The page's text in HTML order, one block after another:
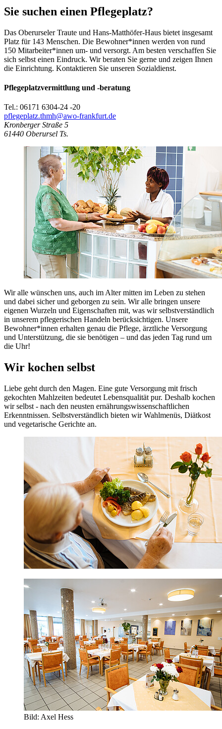
Sie suchen einen Pflegeplatz?
Das Oberurseler Traute und Hans-Matthöfer-Haus bietet insgesamt
Platz für 143 Menschen. Die Bewohner*innen werden von rund
150 Mitarbeiter*innen um- und versorgt. Am besten verschaffen Sie
sich selbst einen Eindruck. Wir beraten Sie gerne und zeigen Ihnen
die Einrichtung. Kontaktieren Sie unseren Sozialdienst.
Pflegeplatzvermittlung und -beratung
Tel.: 06171 6304-24 -20
pflegeplatz.thmh@awo-frankfurt.de
Kronberger Straße 5
61440 Oberursel Ts.
Wir alle wünschen uns, auch im Alter mitten im Leben zu stehen
und dabei sicher und geborgen zu sein. Wir alle bringen unsere
eigenen Wurzeln und Eigenschaften mit, was wir selbstverständlich
in unserem pflegerischen Handeln berücksichtigen. Unsere
Bewohner*innen erhalten genau die Pflege, ärztliche Versorgung
und Unterstützung, die sie benötigen – und das jeden Tag rund um
die Uhr!
Wir kochen selbst
Liebe geht durch den Magen. Eine gute Versorgung mit frisch
gekochten Mahlzeiten bedeutet Lebensqualität pur. Deshalb kochen
wir selbst - nach den neusten ernährungswissenschaftlichen
Erkenntnissen. Selbstverständlich bieten wir Wahlmenüs, Diätkost
und vegetarische Gerichte an.
Bild: Axel Hess